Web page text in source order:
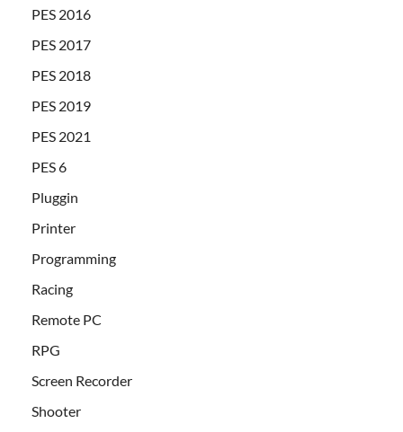
PES 2016
PES 2017
PES 2018
PES 2019
PES 2021
PES 6
Pluggin
Printer
Programming
Racing
Remote PC
RPG
Screen Recorder
Shooter